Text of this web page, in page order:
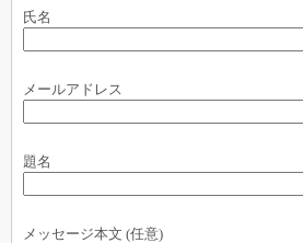
氏名
メールアドレス
題名
メッセージ本文 (任意)